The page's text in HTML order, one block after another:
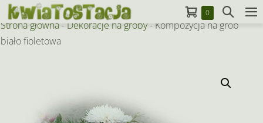
Skip
to
content
Koszyk
0Items
in
Search
Toggle
Strona główna- Dekoracje na groby- Kompozycja na grób
biało fioletowa